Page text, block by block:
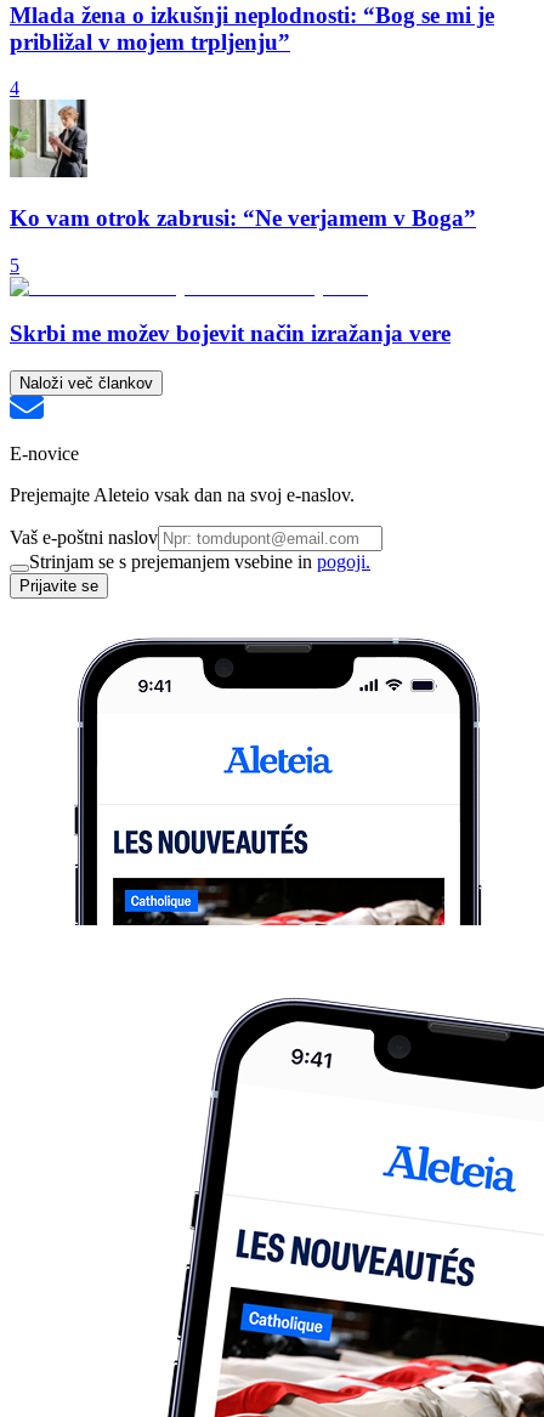
Mlada žena o izkušnji neplodnosti: “Bog se mi je
približal v mojem trpljenju”
4
Ko vam otrok zabrusi: “Ne verjamem v Boga”
5
Skrbi me možev bojevit način izražanja vere
Naloži več člankov
E-novice
Prejemajte Aleteio vsak dan na svoj e-naslov.
Vaš e-poštni naslov
Strinjam se s prejemanjem vsebine in pogoji.
Prijavite se